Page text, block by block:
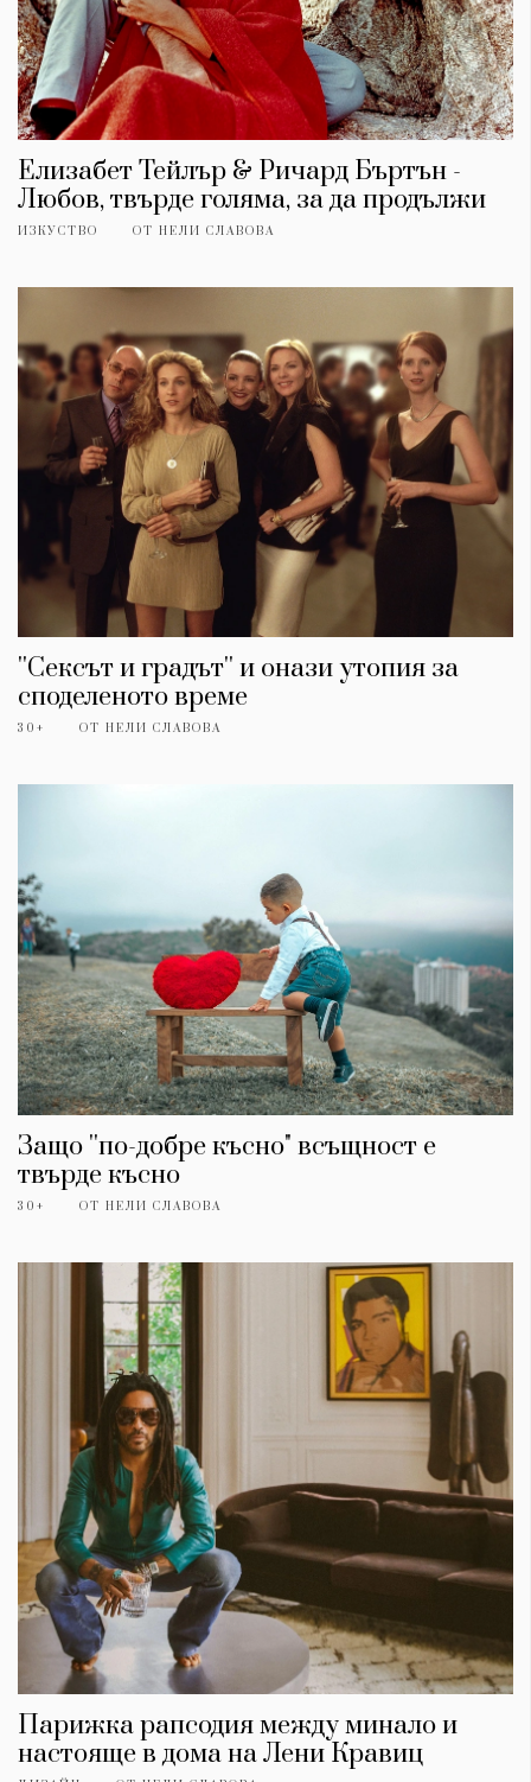
Елизабет Тейлър & Ричард Бъртън -
Любов, твърде голяма, за да продължи
ИЗКУСТВО ОТ НЕЛИ СЛАВОВА
''Сексът и градът'' и онази утопия за
споделеното време
30+ ОТ НЕЛИ СЛАВОВА
Защо ''по-добре късно" всъщност е
твърде късно
30+ ОТ НЕЛИ СЛАВОВА
Парижка рапсодия между минало и
настояще в дома на Лени Кравиц
КАТЕГОРИИ
Wine&Dine
Подкасти
Dialogue
Изкуство
ЗА НАС
Условия за
ползване
Реклама
Политика за